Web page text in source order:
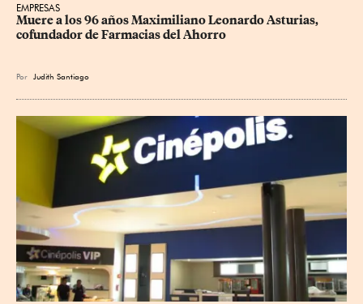
EMPRESAS
Muere a los 96 años Maximiliano Leonardo Asturias,
cofundador de Farmacias del Ahorro
Por Judith Santiago